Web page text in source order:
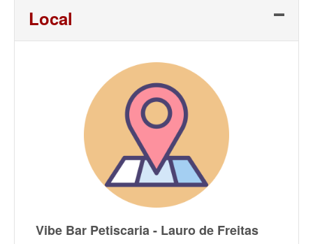
Local
Vibe Bar Petiscaria - Lauro de Freitas